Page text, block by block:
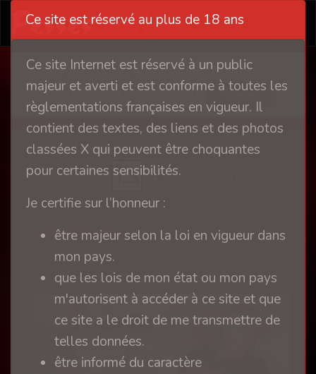
Ce site nécessite l'autorisation de cookies
pour fonctionner correctement
Accepter
Viens j'attends
Bed for the peg
DIAPORAMA
Ce site est réservé au plus de 18 ans
Ce site Internet est réservé à un public
majeur et averti et est conforme à toutes les
règlementations françaises en vigueur. Il
contient des textes, des liens et des photos
classées X qui peuvent être choquantes
pour certaines sensibilités.
Je certifie sur l’honneur :
être majeur selon la loi en vigueur dans
mon pays.
que les lois de mon état ou mon pays
m'autorisent à accéder à ce site et que
ce site a le droit de me transmettre de
telles données.
être informé du caractère